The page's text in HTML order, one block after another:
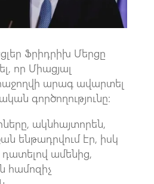
Ֆրիդրիխ Մերցը
որ Միացյալ
արագ ավարտել
գործողությունը:
ակնհայտորեն,
ենթադրվում էր, իսկ
ամենից,
համոզիչ